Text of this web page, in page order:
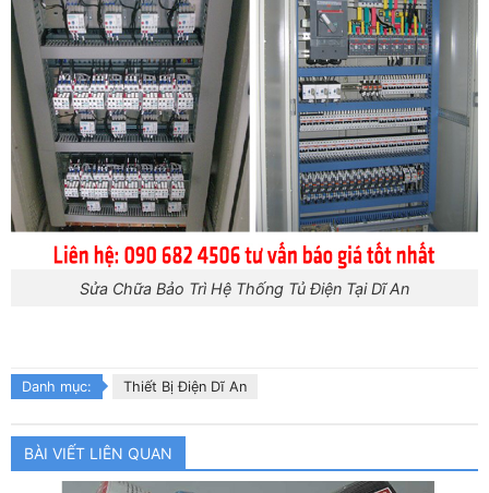
Sửa Chữa Bảo Trì Hệ Thống Tủ Điện Tại Dĩ An
Danh mục: Thiết Bị Điện Dĩ An
BÀI VIẾT LIÊN QUAN